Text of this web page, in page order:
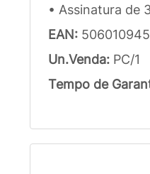
• Assinatura de
EAN:
Un.Venda: PC/1
Tempo de